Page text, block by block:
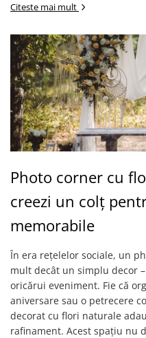
Citeste mai mult
Photo corner cu
creezi un colț
memorabile
În era rețelelor sociale, un
mult decât un simplu decor
oricărui eveniment. Fie că
aniversare sau o petrecere
decorat cu flori naturale
rafinament. Acest spațiu nu